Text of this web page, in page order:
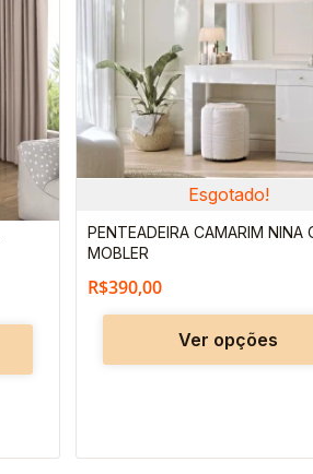
várias
variantes.
As
opções
podem
ser
escolhidas
página
Esgotado!
PENTEADEIRA CAMARIM NINA
MOBLER
R$390,00
Ver opções